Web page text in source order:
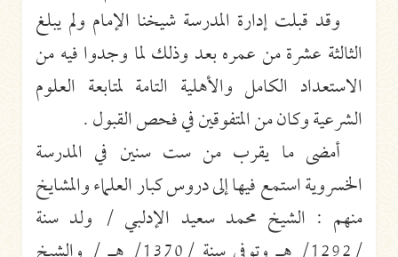
وقد قبلت إدارة المدرسة شيخنا الإمام ولم يبلغ
الثالثة عشرة من عمره بعد وذلك لما وجدوا فيه من
الاستعداد الكامل والأهلية التامة لمتابعة العلوم
الشرعية وكان من المتفوقين في فحص القبول .
أمضى ما يقرب من ست سنين في المدرسة
الخسروية استمع فيها إلى دروس كبار العلماء والمشايخ
منهم : الشيخ محمد سعيد الإدلبي / ولد سنة